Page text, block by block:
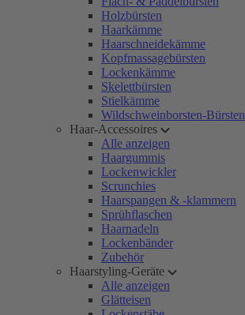
Holzbürsten
Haarkämme
Haarschneidekämme
Kopfmassagebürsten
Lockenkämme
Skelettbürsten
Stielkämme
Wildschweinborsten-Bürsten
Haar-Accessoires
Alle anzeigen
Haargummis
Lockenwickler
Scrunchies
Haarspangen & -klammern
Sprühflaschen
Haarnadeln
Lockenbänder
Zubehör
Haarstyling-Geräte
Alle anzeigen
Glätteisen